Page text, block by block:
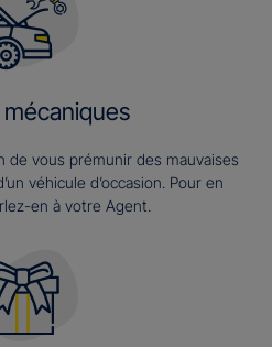
de vous prémunir des mauvaises
véhicule d’occasion. Pour en
en à votre Agent.